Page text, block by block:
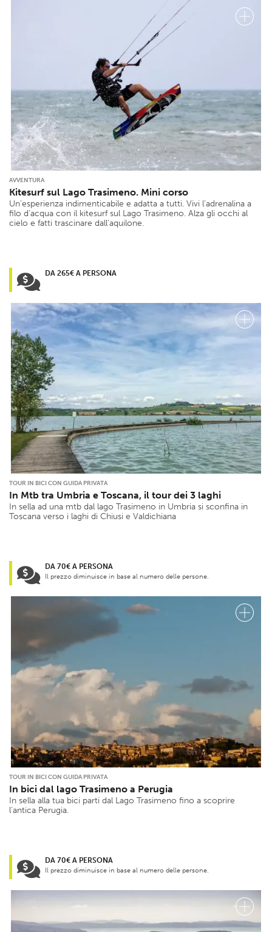
AVVENTURA
Kitesurf sul Lago Trasimeno. Mini corso
Un’esperienza indimenticabile e adatta a tutti. Vivi l’adrenalina a
filo d’acqua con il kitesurf sul Lago Trasimeno. Alza gli occhi al
cielo e fatti trascinare dall’aquilone.
DA 265€ A PERSONA
TOUR IN BICI CON GUIDA PRIVATA
In Mtb tra Umbria e Toscana, il tour dei 3 laghi
In sella ad una mtb dal lago Trasimeno in Umbria si sconfina in
Toscana verso i laghi di Chiusi e Valdichiana
DA 70€ A PERSONA
Il prezzo diminuisce in base al numero delle persone.
TOUR IN BICI CON GUIDA PRIVATA
In bici dal lago Trasimeno a Perugia
In sella alla tua bici parti dal Lago Trasimeno fino a scoprire
l’antica Perugia.
DA 70€ A PERSONA
Il prezzo diminuisce in base al numero delle persone.